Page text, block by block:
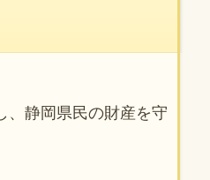
、静岡県民の財産を守